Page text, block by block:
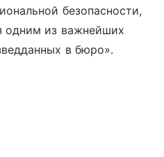
безопасности,
одним из важнейших
в бюро».